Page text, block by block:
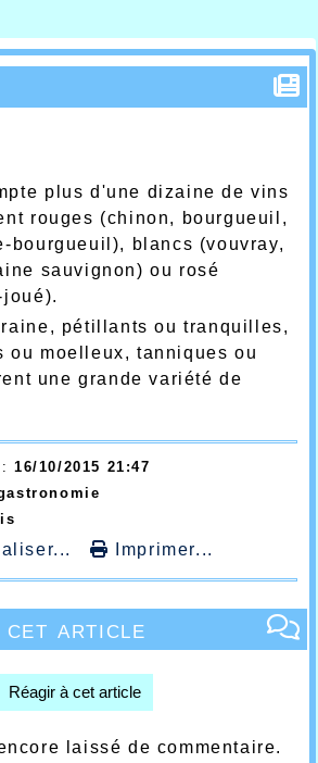
plus d'une dizaine de vins
rouges (chinon, bourgueuil,
bourgueuil), blancs (vouvray,
sauvignon) ou rosé
pétillants ou tranquilles,
ou moelleux, tanniques ou
une grande variété de
16/10/2015 21:47
Imprimer...
cet article
Réagir à cet article
laissé de commentaire.